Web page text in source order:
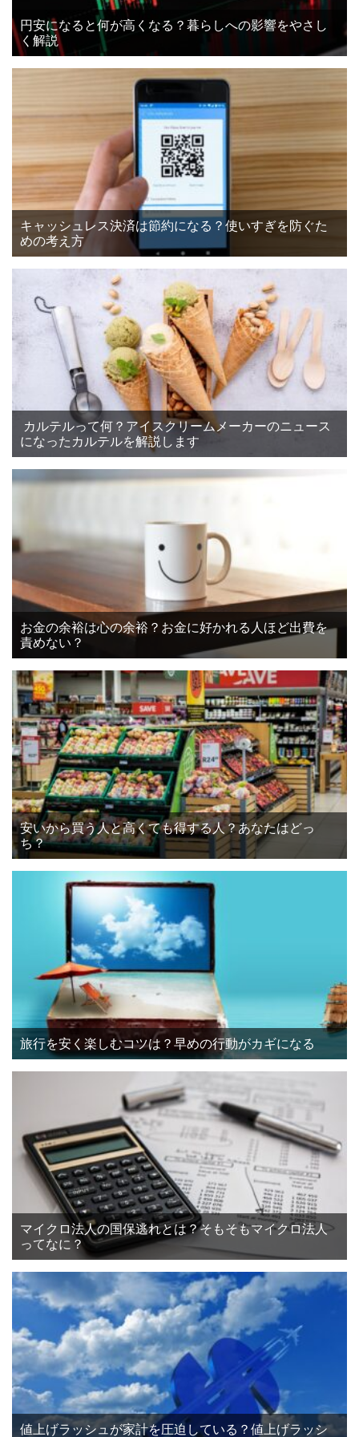
円安になると何が高くなる？暮らしへの影響をやさし
く解説
キャッシュレス決済は節約になる？使いすぎを防ぐた
めの考え方
カルテルって何？アイスクリームメーカーのニュース
になったカルテルを解説します
お金の余裕は心の余裕？お金に好かれる人ほど出費を
責めない？
安いから買う人と高くても得する人？あなたはどっ
ち？
旅行を安く楽しむコツは？早めの行動がカギになる
マイクロ法人の国保逃れとは？そもそもマイクロ法人
ってなに？
値上げラッシュが家計を圧迫している？値上げラッシ